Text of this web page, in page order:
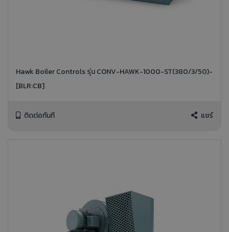
Hawk Boiler Controls รุ่น CONV-HAWK-1000-ST(380/3/50)-
[BLR:CB]
ติดต่อทันที แชร์